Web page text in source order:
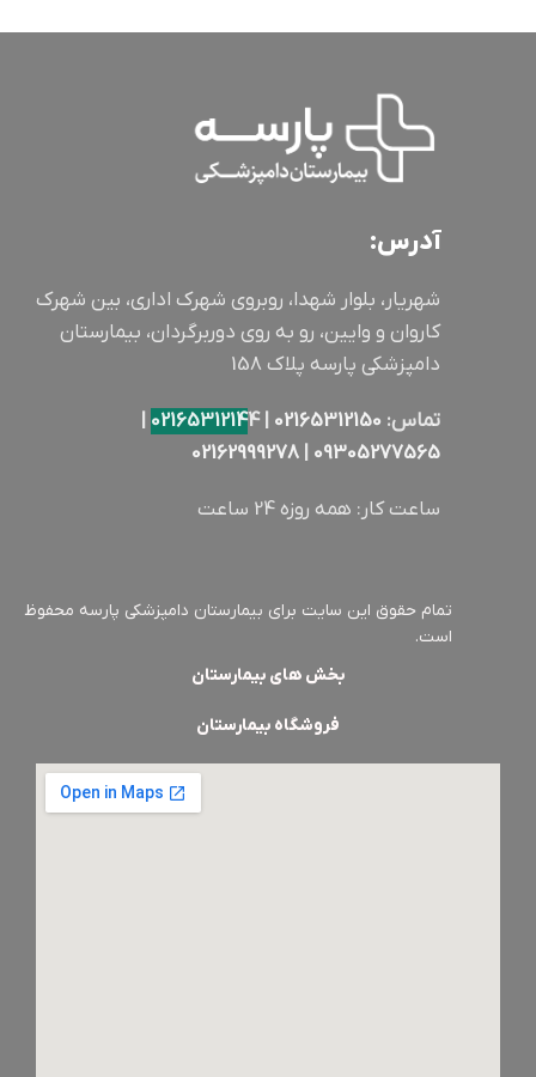
آدرس:
شهریار، بلوار شهدا، روبروی شهرک اداری، بین شهرک
کاروان و وایین، رو به روی دوربرگردان، بیمارستان
دامپزشکی پارسه پلاک 158
تماس: |
02165312144 |
09305277565
02162999278
ساعت کار: همه روزه 24 ساعت
تمام حقوق این سایت برای بیمارستان دامپزشکی پارسه محفوظ
است.
بخش های بیمارستان
فروشگاه بیمارستان